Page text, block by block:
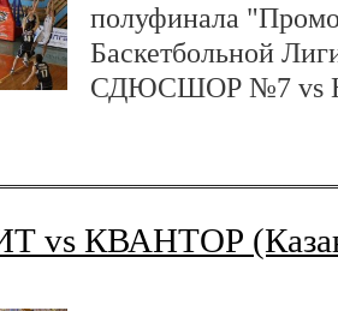
полуфинала
Баскетбольной
СДЮСШОР №7 vs
vs КВАНТОР